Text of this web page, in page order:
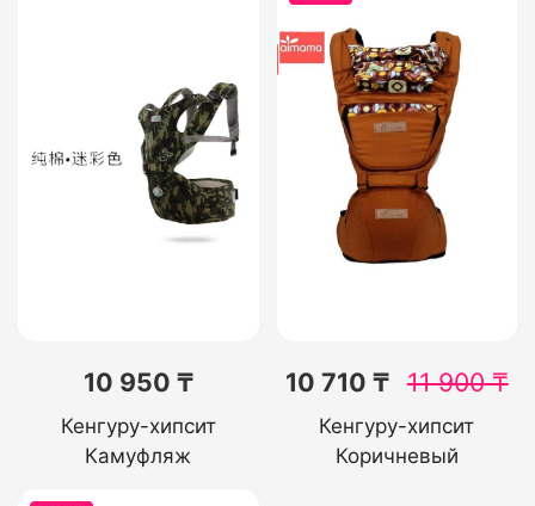
10 950 ₸
Кенгуру-хипсит
Камуфляж
10 710 ₸ 11 900₸
Кенгуру-хипсит
Коричневый